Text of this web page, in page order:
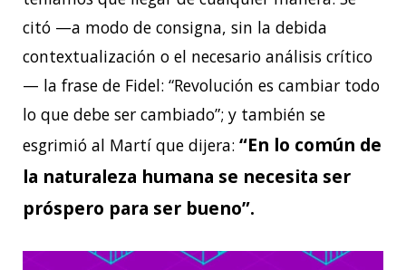
citó —a modo de consigna, sin la debida
contextualización o el necesario análisis crítico
— la frase de Fidel: “Revolución es cambiar todo
lo que debe ser cambiado”; y también se
esgrimió al Martí que dijera: “En lo común de
la naturaleza humana se necesita ser
próspero para ser bueno”.